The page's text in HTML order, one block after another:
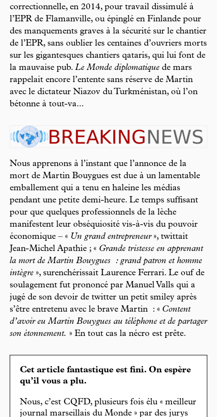
correctionnelle, en 2014, pour travail dissimulé à
l’EPR de Flamanville, ou épinglé en Finlande pour
des manquements graves à la sécurité sur le chantier
de l’EPR, sans oublier les centaines d’ouvriers morts
sur les gigantesques chantiers qataris, qui lui font de
la mauvaise pub. Le Monde diplomatique de mars
rappelait encore l’entente sans réserve de Martin
avec le dictateur Niazov du Turkménistan, où l’on
bétonne à tout-va...
Nous apprenons à l’instant que l’annonce de la
mort de Martin Bouygues est due à un lamentable
emballement qui a tenu en haleine les médias
pendant une petite demi-heure. Le temps suffisant
pour que quelques professionnels de la lèche
manifestent leur obséquiosité vis-à-vis du pouvoir
économique – « Un grand entrepreneur», twittait
Jean-Michel Apathie ; « Grande tristesse en apprenant
la mort de Martin Bouygues : grand patron et homme
intègre », surenchérissait Laurence Ferrari. Le ouf de
soulagement fut prononcé par Manuel Valls qui a
jugé de son devoir de twitter un petit smiley après
s’être entretenu avec le brave Martin : « Content
d’avoir eu Martin Bouygues au téléphone et de partager
son étonnement. » En tout cas la nécro est prête.
Cet article fantastique est fini. On espère
qu’il vous a plu.
Nous, c’est CQFD, plusieurs fois élu « meilleur
journal marseillais du Monde » par des jurys